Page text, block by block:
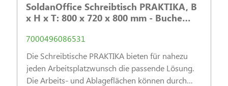
SoldanOffice Schreibtisch PRAKTIKA, B
x H x T: 800 x 720 x 800 mm - Buche
7000496086531
Die Schreibtische PRAKTIKA bieten für nahezu
jeden Arbeitsplatzwunsch die passende Lösung.
Die Arbeits- und Ablageflächen können durch